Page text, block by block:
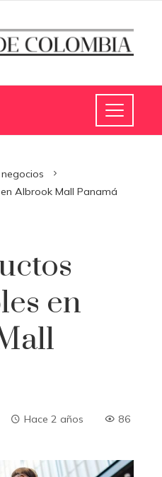
Albrook Mall Panamá
en
Hace 2 años 86